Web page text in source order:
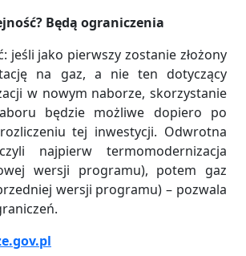
Będą ograniczenia
jeśli jako pierwszy zostanie złożony
na gaz, a nie ten dotyczący
w nowym naborze, skorzystanie
będzie możliwe dopiero po
tej inwestycji. Odwrotna
najpierw termomodernizacja
wersji programu), potem gaz
wersji programu) – pozwala